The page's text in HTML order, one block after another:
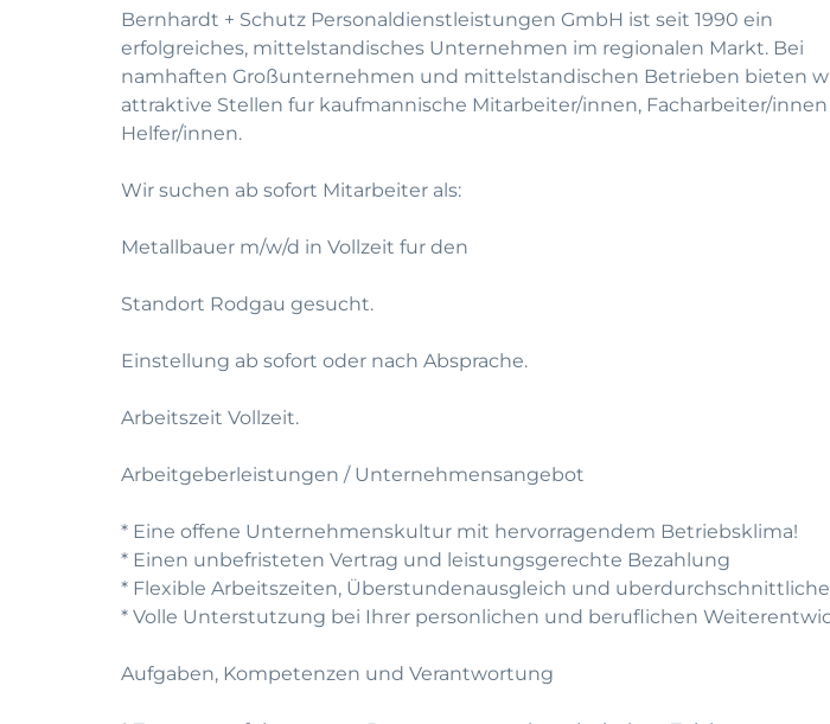
Bernhardt + Schutz Personaldienstleistungen GmbH ist seit 1990 ein
erfolgreiches, mittelstandisches Unternehmen im regionalen Markt. Bei
namhaften Großunternehmen und mittelstandischen Betrieben bieten
attraktive Stellen fur kaufmannische Mitarbeiter/innen, Facharbeiter/
Helfer/innen.
Wir suchen ab sofort Mitarbeiter als:
Metallbauer m/w/d in Vollzeit fur den
Standort Rodgau gesucht.
Einstellung ab sofort oder nach Absprache.
Arbeitszeit Vollzeit.
Arbeitgeberleistungen / Unternehmensangebot
* Eine offene Unternehmenskultur mit hervorragendem Betriebsklima!
* Einen unbefristeten Vertrag und leistungsgerechte Bezahlung
* Flexible Arbeitszeiten, Überstundenausgleich und
* Volle Unterstutzung bei Ihrer personlichen und beruflichen
Aufgaben, Kompetenzen und Verantwortung